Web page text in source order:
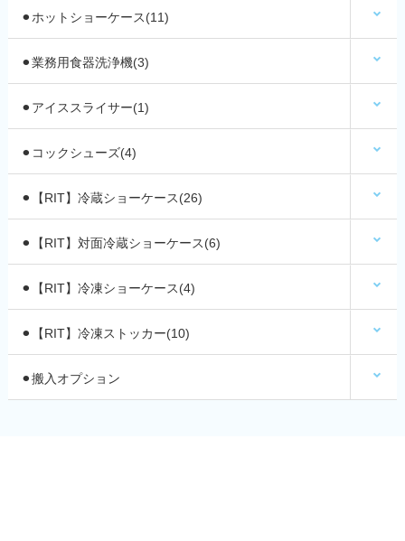
⚫︎ホットショーケース(11)
⚫︎業務用食器洗浄機(3)
⚫︎アイススライサー(1)
⚫︎コックシューズ(4)
⚫︎【RIT】冷蔵ショーケース(26)
⚫︎【RIT】対面冷蔵ショーケース(6)
⚫︎【RIT】冷凍ショーケース(4)
⚫︎【RIT】冷凍ストッカー(10)
⚫︎搬入オプション